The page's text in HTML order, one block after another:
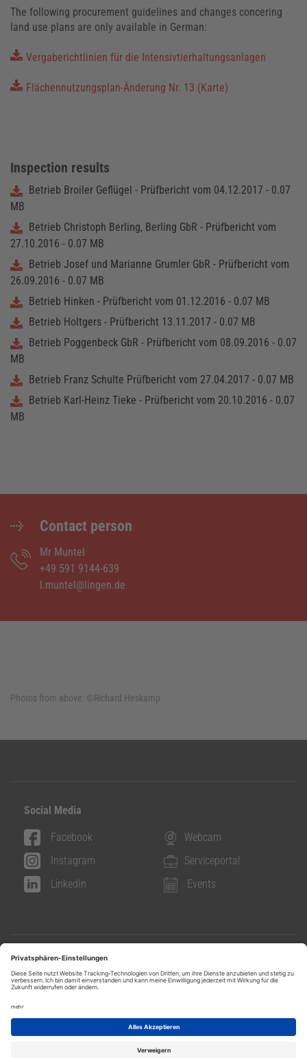
The following procurement guidelines and changes concering
land use plans are only available in German:
Vergaberichtlinien für die Intensivtierhaltungsanlagen
Flächennutzungsplan-Änderung Nr. 13 (Karte)
Inspection results
Betrieb Broiler Geflügel - Prüfbericht vom 04.12.2017 - 0.07
MB
Betrieb Christoph Berling, Berling GbR - Prüfbericht vom
27.10.2016 - 0.07 MB
Betrieb Josef und Marianne Grumler GbR - Prüfbericht vom
26.09.2016 - 0.07 MB
Betrieb Hinken - Prüfbericht vom 01.12.2016 - 0.07 MB
Betrieb Holtgers - Prüfbericht 13.11.2017 - 0.07 MB
Betrieb Poggenbeck GbR - Prüfbericht vom 08.09.2016 - 0.07
MB
Betrieb Franz Schulte Prüfbericht vom 27.04.2017 - 0.07 MB
Betrieb Karl-Heinz Tieke - Prüfbericht vom 20.10.2016 - 0.07
MB
Contact person
Mr Muntel
+49 591 9144-639
l.muntel@lingen.de
Photos from above: ©Richard Heskamp
Social Media
Facebook
Instagram
LinkedIn
Webcam
Serviceportal
Events
Info & Contact
Contact
Legal notice